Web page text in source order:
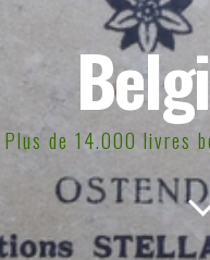
Plus de 14.000 livres